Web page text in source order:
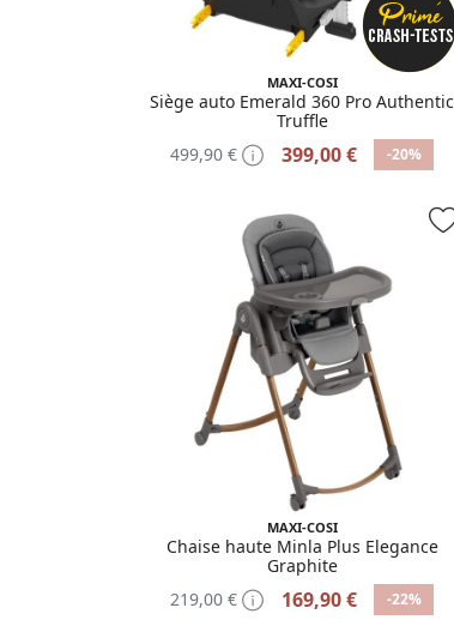
MAXI-COSI
Siège auto Emerald 360 Pro Authentic
Truffle
499,90 €
399,00 € -20%
MAXI-COSI
Chaise haute Minla Plus Elegance
Graphite
219,00 €
169,90 € -22%